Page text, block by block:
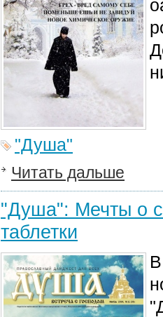
"Душа"
Читать дальше
"Душа": Мечты о
таблетки